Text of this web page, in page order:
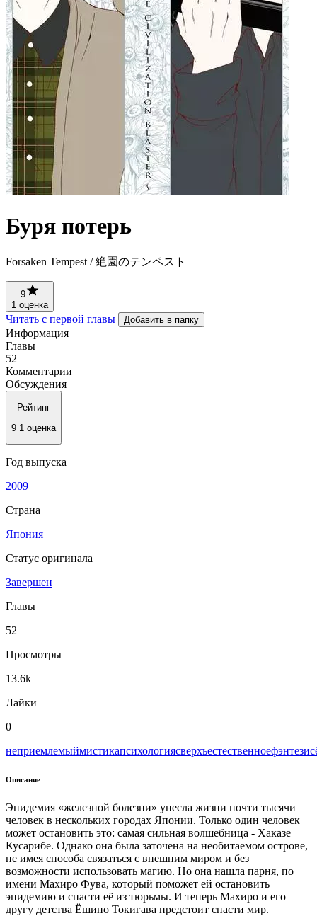
Буря потерь
Forsaken Tempest / 絶園のテンペスト
9
1 оценка
Читать с первой главы Добавить в папку
Информация
Главы
52
Комментарии
Обсуждения
Рейтинг
9 1 оценка
Год выпуска
2009
Страна
Япония
Статус оригинала
Завершен
Главы
52
Просмотры
13.6k
Лайки
0
неприемлемыймистикапсихологиясверхъестественноефэнтези
Описание
Эпидемия «железной болезни» унесла жизни почти тысячи
человек в нескольких городах Японии. Только один человек
может остановить это: самая сильная волшебница - Хаказе
Кусарибе. Однако она была заточена на необитаемом острове,
не имея способа связаться с внешним миром и без
возможности использовать магию. Но она нашла парня, по
имени Махиро Фува, который поможет ей остановить
эпидемию и спасти её из тюрьмы. И теперь Махиро и его
другу детства Ёшино Токигава предстоит спасти мир.